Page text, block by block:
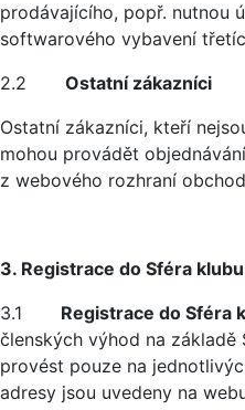
prodávajícího, popř. nutnou
softwarového vybavení
2.2 Ostatní zákazníci
Ostatní zákazníci, kteří
mohou provádět
z webového rozhraní
3. Registrace do Sféra
3.1 Registrace do Sféra
členských výhod na základě
provést pouze na
adresy jsou uvedeny na